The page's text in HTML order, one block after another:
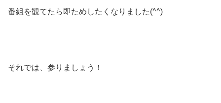
番組を観てたら即ためしたくなりました(^^)
それでは、参りましょう！